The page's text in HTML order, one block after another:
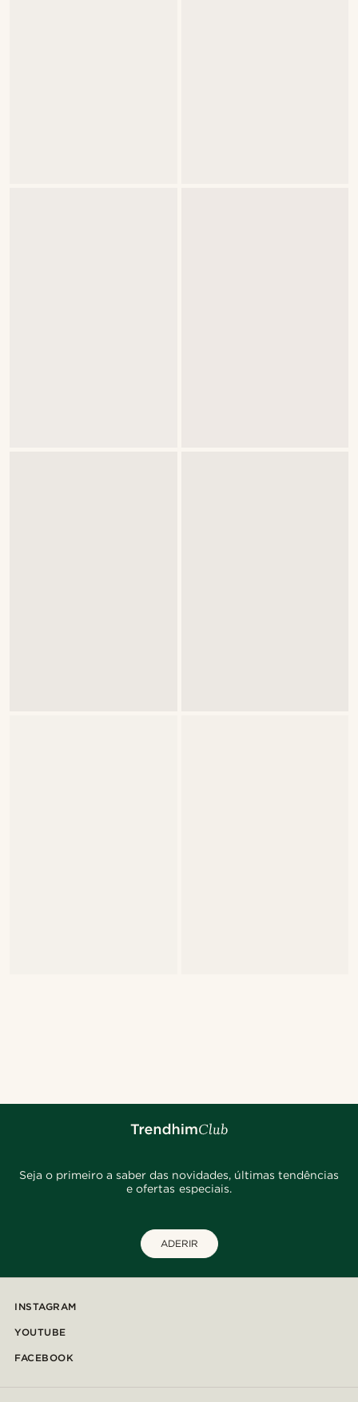
Seja o primeiro a saber das novidades, últimas tendências
e ofertas especiais.
ADERIR
INSTAGRAM
YOUTUBE
FACEBOOK